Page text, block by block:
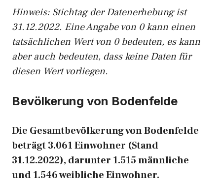
Hinweis: Stichtag der Datenerhebung ist
31.12.2022. Eine Angabe von 0 kann einen
tatsächlichen Wert von 0 bedeuten, es kann
aber auch bedeuten, dass keine Daten für
diesen Wert vorliegen.
Bevölkerung von Bodenfelde
Die Gesamtbevölkerung von Bodenfelde
beträgt 3.061 Einwohner (Stand
31.12.2022), darunter 1.515 männliche
und 1.546 weibliche Einwohner.